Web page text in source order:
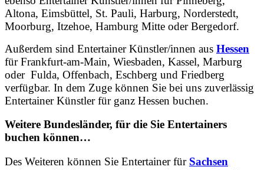
Altona, Eimsbüttel, St. Pauli, Harburg, Norderstedt,
Moorburg, Itzehoe, Hamburg Mitte oder Bergedorf.
Außerdem sind Entertainer Künstler/innen aus Hessen
für Frankfurt-am-Main, Wiesbaden, Kassel, Marburg
oder Fulda, Offenbach, Eschberg und Friedberg
verfügbar. In dem Zuge können Sie bei uns zuverlässig
Entertainer Künstler für ganz Hessen buchen.
Weitere Bundesländer, für die Sie Entertainers
buchen können…
Des Weiteren können Sie Entertainer für Sachsen